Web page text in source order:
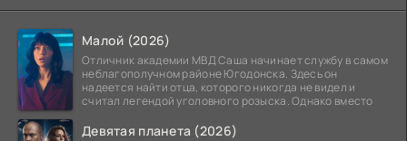
Малой (2026)
Отличник академии МВД Саша начинает службу в самом
неблагополучном районе Югодонска. Здесь он
надеется найти отца, которого никогда не видел и
считал легендой уголовного розыска. Однако вместо
Девятая планета (2026)